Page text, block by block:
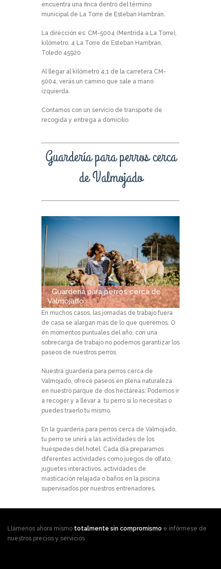
encuentra una finca dentro del término
municipal de La Torre de Esteban Hambrán.
La dirección es: CM-5004 (Mentrida a La Torre),
kilómetro. 4 La Torre de Esteban Hambrán,
Toledo 45920
Al llegar al kilómetro 4,1 de la carretera CM-
5004, verás un camino que sale a mano
izquierda.
Contamos con un servicio de transporte de
recogida y entrega a domicilio.
Guardería para perros cerca
de Valmojado
Guardería para perros cerca de
Valmojado
En muchos casos, las jornadas de trabajo fuera
de casa se alargan más de lo que queremos. O
en momentos puntuales del año, con una
sobrecarga de trabajo no podemos garantizar los
paseos de nuestros perros.
Nuestra guardería para perros cerca de
Valmojado, ofrece paseos en plena naturaleza
en nuestro parque de dos hectáreas. Podemos ir
a recoger y a llevar a tu perro si lo necesitas o
puedes traerlo tu mismo.
En la guardería para perros cerca de Valmojado,
tu perro se unirá a las actividades de los
huéspedes del hotel. Cada día preparamos
diferentes actividades como juegos de olfato,
juguetes interactivos, actividades de
masticación relajada o baños en la piscina
supervisados por nuestros entrenadores.
Llámenos ahora mismo totalmente sin compromismo e infórmese de
nuestros precios y servicios